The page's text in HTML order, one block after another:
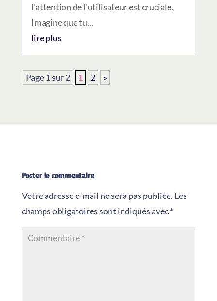
l'attention de l'utilisateur est cruciale.
Imagine que tu...
lire plus
Page 1 sur 2 1 2 »
Poster le commentaire
Votre adresse e-mail ne sera pas publiée. Les
champs obligatoires sont indiqués avec*